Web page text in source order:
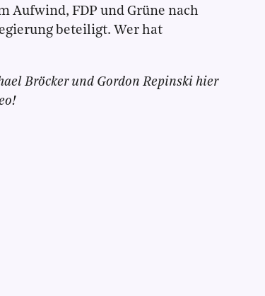
Aufwind, FDP und Grüne nach
beteiligt. Wer hat
Bröcker und Gordon Repinski hier